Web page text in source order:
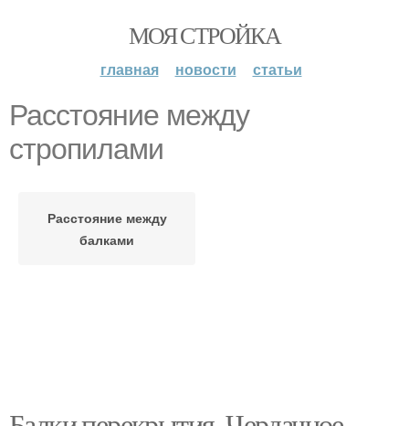
МОЯ СТРОЙКА
главная новости статьи
Расстояние между
стропилами
Расстояние между
балками